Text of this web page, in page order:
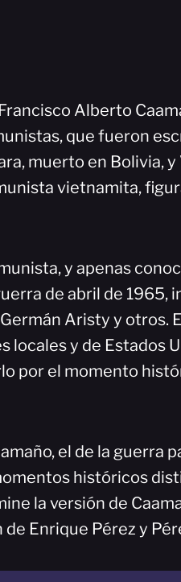
Alberto
que fueron
muerto en Bolivia, y
vietnamita,
y apenas
de abril de 1965,
Aristy y otros.
locales y de Estados
por el momento
el de la guerra
históricos
la versión de
Enrique Pérez y